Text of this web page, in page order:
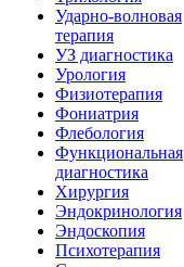
Ударно-волновая
терапия
УЗ диагностика
Урология
Физиотерапия
Фониатрия
Флебология
Функциональная
диагностика
Хирургия
Эндокринология
Эндоскопия
Психотерапия